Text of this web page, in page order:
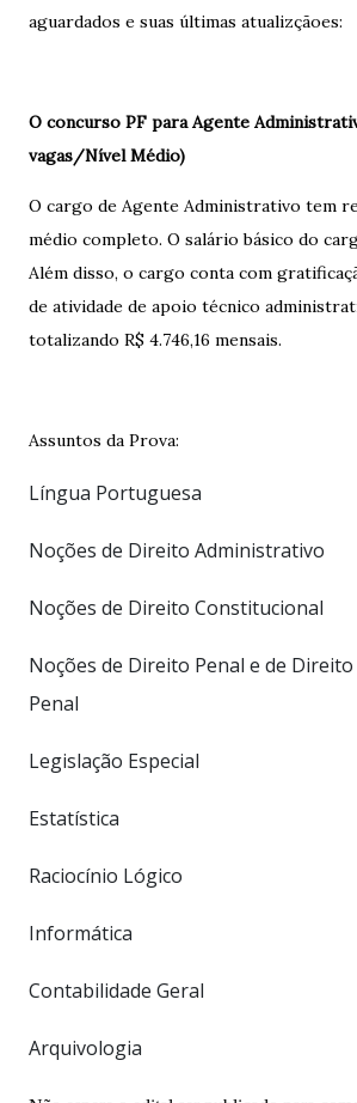
aguardados e suas últimas atualizçãoes:
O concurso PF para Agente
vagas/Nível Médio)
O cargo de Agente Administrativo tem
médio completo. O salário básico do
Além disso, o cargo conta com
de atividade de apoio técnico
totalizando R$ 4.746,16 mensais.
Assuntos da Prova:
Língua Portuguesa
Noções de Direito Administrativo
Noções de Direito Constitucional
Noções de Direito Penal e de
Penal
Legislação Especial
Estatística
Raciocínio Lógico
Informática
Contabilidade Geral
Arquivologia